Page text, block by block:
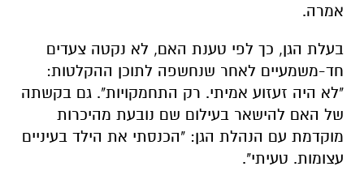
אמרה.
בעלת הגן, כך לפי טענת האם, לא נקטה צעדים
חד-משמעיים לאחר שנחשפה לתוכן ההקלטות:
"לא היה זעזוע אמיתי. רק התחמקויות". גם בקשתה
של האם להישאר בעילום שם נובעת מהיכרות
מוקדמת עם הנהלת הגן: "הכנסתי את הילד בעיניים
עצומות. טעיתי".